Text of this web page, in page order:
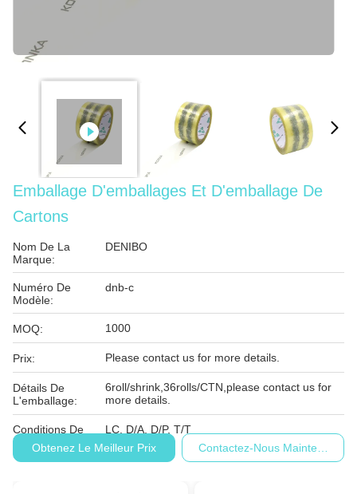
Emballage D'emballages Et D'emballage De
Cartons
Nom De La
Marque:
DENIBO
Numéro De
Modèle:
dnb-c
MOQ: 1000
Prix: Please contact us for more details.
Détails De
L'emballage:
6roll/shrink,36rolls/CTN,please contact us for
more details.
Conditions De
Paiement:
LC, D/A, D/P, T/T
Obtenez Le Meilleur Prix
Contactez-Nous Maintenant